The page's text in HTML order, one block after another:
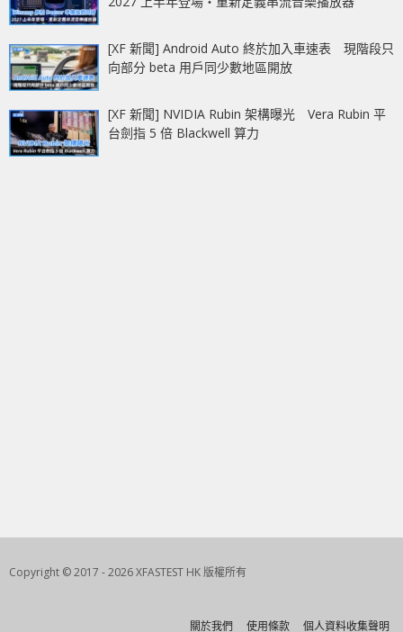
[XF 新聞] Android Auto 終於加入車速表 現階段只
向部分 beta 用戶同少數地區開放
[XF 新聞] NVIDIA Rubin 架構曝光 Vera Rubin 平
台劍指 5 倍 Blackwell 算力
Copyright © 2017 - 2026 XFASTEST HK 版權所有
關於我們 使用條款 個人資料收集聲明